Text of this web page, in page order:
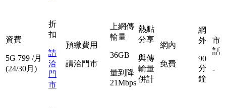
資費
5G 799 /月
(24/30月)
折
扣
請
洽
門
市
預繳費用
請洽門市
上網傳
輸量
36GB
量到降
21Mbps
熱點
分享
與傳
輸量
併計
網內
免費
網
外
90
分
鐘
市
話
-